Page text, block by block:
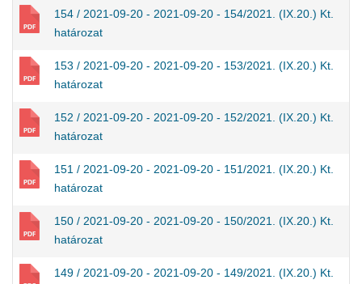
154 / 2021-09-20 - 2021-09-20 - 154/2021. (IX.20.) Kt.
határozat
153 / 2021-09-20 - 2021-09-20 - 153/2021. (IX.20.) Kt.
határozat
152 / 2021-09-20 - 2021-09-20 - 152/2021. (IX.20.) Kt.
határozat
151 / 2021-09-20 - 2021-09-20 - 151/2021. (IX.20.) Kt.
határozat
150 / 2021-09-20 - 2021-09-20 - 150/2021. (IX.20.) Kt.
határozat
149 / 2021-09-20 - 2021-09-20 - 149/2021. (IX.20.) Kt.